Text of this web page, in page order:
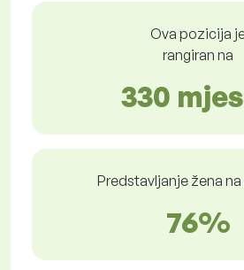
Ova pozicija
rangiran na
330
Predstavljanje žena
76%